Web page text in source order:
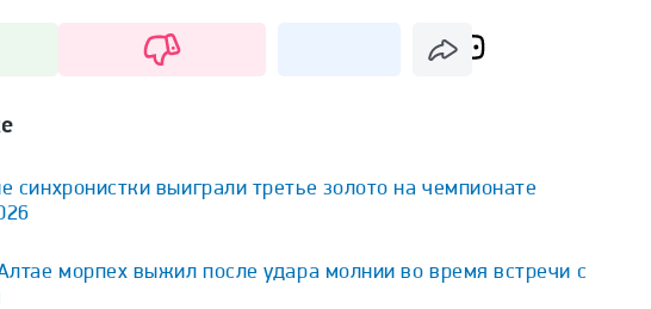
синхронистки выиграли третье золото на чемпионате
морпех выжил после удара молнии во время встречи с